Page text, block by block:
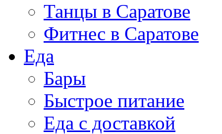
Танцы в Саратове
Фитнес в Саратове
Еда
Бары
Быстрое питание
Еда с доставкой